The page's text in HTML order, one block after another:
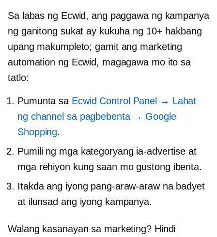
Sa labas ng Ecwid, ang paggawa ng kampanya
ng ganitong sukat ay kukuha ng 10+ hakbang
upang makumpleto; gamit ang marketing
automation ng Ecwid, magagawa mo ito sa
tatlo:
Pumunta sa Ecwid Control Panel → Lahat
ng channel sa pagbebenta → Google
Shopping.
Pumili ng mga kategoryang ia-advertise at
mga rehiyon kung saan mo gustong ibenta.
Itakda ang iyong pang-araw-araw na badyet
at ilunsad ang iyong kampanya.
Walang kasanayan sa marketing? Hindi